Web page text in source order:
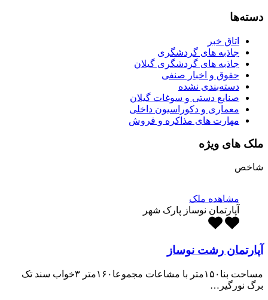
دسته‌ها
اتاق خبر
جاذبه های گردشگری
جاذبه های گردشگری گیلان
حقوق و اخبار صنفی
دسته‌بندی نشده
صنایع دستی و سوغات گیلان
معماری و دکوراسیون داخلی
مهارت های مذاکره و فروش
ملک های ویژه
شاخص
مشاهده ملک
آپارتمان نوساز پارک شهر
آپارتمان رشت نوساز
مساحت بنا۱۵۰متر با مشاعات مجموعا۱۶۰متر ۳خواب سند تک
برگ نورگیر…